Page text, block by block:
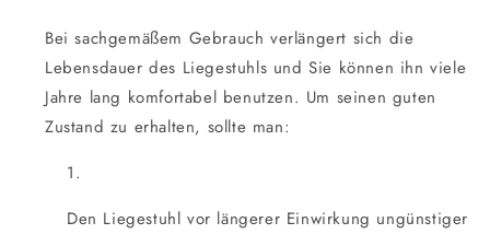
Bei sachgemäßem Gebrauch verlängert sich die
Lebensdauer des Liegestuhls und Sie können ihn viele
Jahre lang komfortabel benutzen. Um seinen guten
Zustand zu erhalten, sollte man:
Den Liegestuhl vor längerer Einwirkung ungünstiger